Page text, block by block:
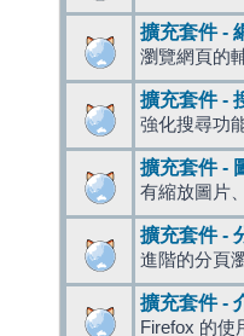
擴充套件 -
瀏覽網頁的
擴充套件 -
強化搜尋功
擴充套件 -
有縮放圖片
擴充套件 -
進階的分頁
擴充套件 -
Firefox 的使